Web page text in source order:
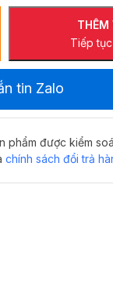
THÊM
Tiếp
tin Zalo
phẩm được kiểm
chính sách đổi trả